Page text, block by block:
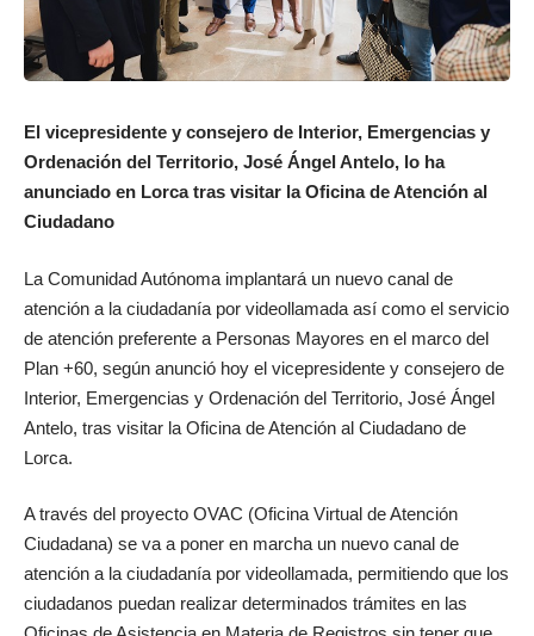
El vicepresidente y consejero de Interior, Emergencias y
Ordenación del Territorio, José Ángel Antelo, lo ha
anunciado en Lorca tras visitar la Oficina de Atención al
Ciudadano
La Comunidad Autónoma implantará un nuevo canal de
atención a la ciudadanía por videollamada así como el servicio
de atención preferente a Personas Mayores en el marco del
Plan +60, según anunció hoy el vicepresidente y consejero de
Interior, Emergencias y Ordenación del Territorio, José Ángel
Antelo, tras visitar la Oficina de Atención al Ciudadano de
Lorca.
A través del proyecto OVAC (Oficina Virtual de Atención
Ciudadana) se va a poner en marcha un nuevo canal de
atención a la ciudadanía por videollamada, permitiendo que los
ciudadanos puedan realizar determinados trámites en las